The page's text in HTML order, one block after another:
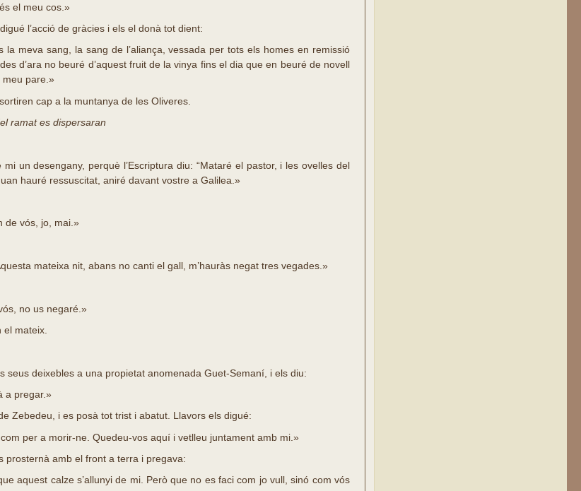
el meu cos.»
l’acció de gràcies i els el donà tot dient:
meva sang, la sang de l’aliança, vessada per tots els homes en remissió
d’ara no beuré d’aquest fruit de la vinya fins el dia que en beuré de novell
meu pare.»
cap a la muntanya de les Oliveres.
ramat es dispersaran
un desengany, perquè l’Escriptura diu: “Mataré el pastor, i les ovelles del
hauré ressuscitat, aniré davant vostre a Galilea.»
de vós, jo, mai.»
mateixa nit, abans no canti el gall, m’hauràs negat tres vegades.»
no us negaré.»
mateix.
seus deixebles a una propietat anomenada Guet-Semaní, i els diu:
a pregar.»
Zebedeu, i es posà tot trist i abatut. Llavors els digué:
per a morir-ne. Quedeu-vos aquí i vetlleu juntament amb mi.»
prosternà amb el front a terra i pregava:
aquest calze s’allunyi de mi. Però que no es faci com jo vull, sinó com vós